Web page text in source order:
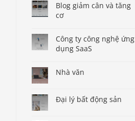
Blog giảm cân và tăng
cơ
Công ty công nghệ ứng
dụng SaaS
Nhà văn
Đại lý bất động sản